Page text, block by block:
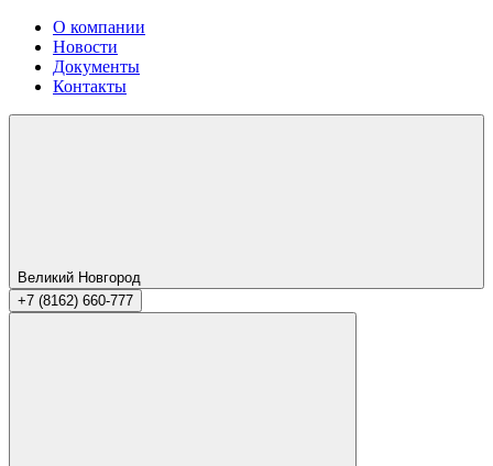
О компании
Новости
Документы
Контакты
Великий Новгород
+7 (8162) 660-777